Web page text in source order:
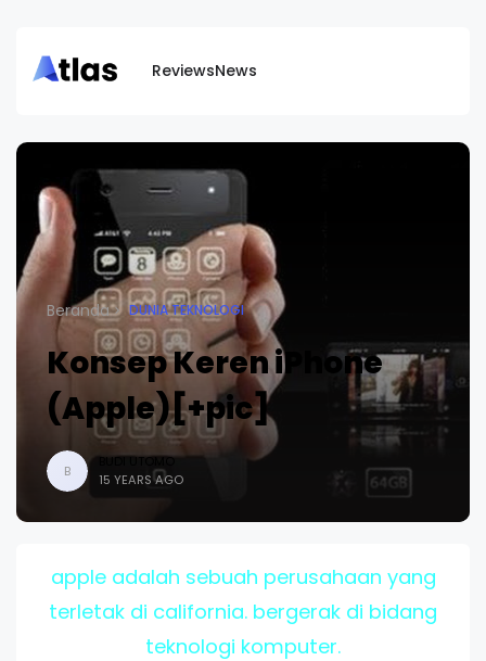
ReviewsNews
Beranda DUNIA TEKNOLOGI
Konsep Keren iPhone
(Apple)[+pic]
B
BUDI UTOMO
15 YEARS AGO
apple adalah sebuah perusahaan yang
terletak di california. bergerak di bidang
teknologi komputer.